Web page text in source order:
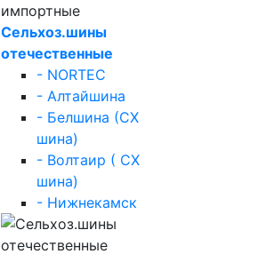
Сельхоз.шины
отечественные
- NORTEC
- Алтайшина
- Белшина (СХ
шина)
- Волтаир ( СХ
шина)
- Нижнекамск